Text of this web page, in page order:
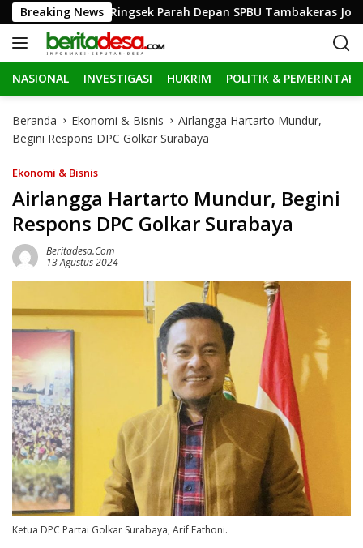
a
g
u
Breaking News
Hingga Ringsek Parah Depan SPBU Tambakeras Jombang
NASIONAL INVESTIGASI HUKRIM POLITIK & PEMERINTAH
Beranda Ekonomi & Bisnis
Airlangga Hartarto Mundur,
Begini Respons DPC Golkar Surabaya
Ekonomi & Bisnis
Airlangga Hartarto Mundur, Begini
Respons DPC Golkar Surabaya
Beritadesa.com
13 Agustus 2024
Ketua DPC Partai Golkar Surabaya, Arif Fathoni.